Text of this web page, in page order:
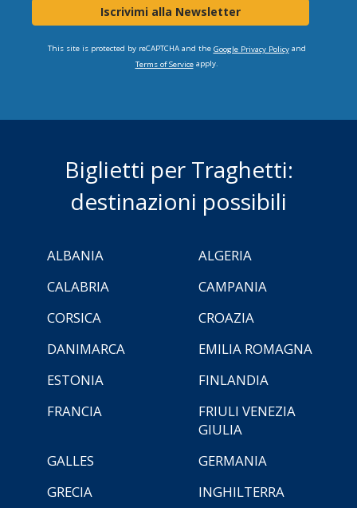
Iscrivimi alla Newsletter
This site is protected by reCAPTCHA and the Google Privacy Policyand
Terms of Serviceapply.
Biglietti per Traghetti:
destinazioni possibili
ALBANIA
ALGERIA
CALABRIA
CAMPANIA
CORSICA
CROAZIA
DANIMARCA
EMILIA ROMAGNA
ESTONIA
FINLANDIA
FRANCIA
FRIULI VENEZIA
GIULIA
GALLES
GERMANIA
GRECIA
INGHILTERRA